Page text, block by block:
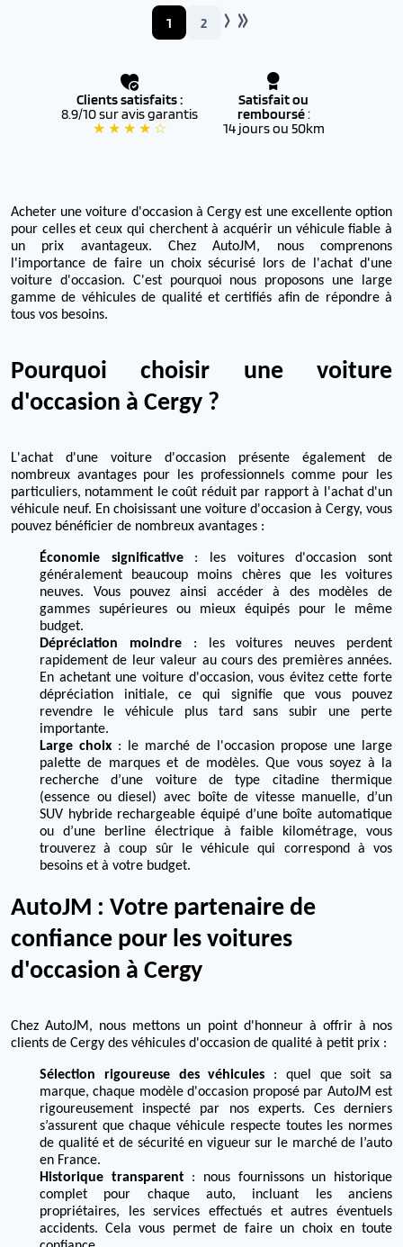
1 2
Clients satisfaits :
8.9/10 sur avis garantis
★ ★ ★ ★ ☆
Satisfait ou
remboursé:
14 jours ou 50km
Acheter une voiture d'occasion à Cergy est une excellente option
pour celles et ceux qui cherchent à acquérir un véhicule fiable à
un prix avantageux. Chez AutoJM, nous comprenons
l'importance de faire un choix sécurisé lors de l'achat d'une
voiture d'occasion. C'est pourquoi nous proposons une large
gamme de véhicules de qualité et certifiés afin de répondre à
tous vos besoins.
Pourquoi choisir une voiture
d'occasion à Cergy ?
L'achat d'une voiture d'occasion présente également de
nombreux avantages pour les professionnels comme pour les
particuliers, notamment le coût réduit par rapport à l'achat d'un
véhicule neuf. En choisissant une voiture d'occasion à Cergy, vous
pouvez bénéficier de nombreux avantages :
Économie significative: les voitures d'occasion sont
généralement beaucoup moins chères que les voitures
neuves. Vous pouvez ainsi accéder à des modèles de
gammes supérieures ou mieux équipés pour le même
budget.
Dépréciation moindre: les voitures neuves perdent
rapidement de leur valeur au cours des premières années.
En achetant une voiture d'occasion, vous évitez cette forte
dépréciation initiale, ce qui signifie que vous pouvez
revendre le véhicule plus tard sans subir une perte
importante.
Large choix : le marché de l'occasion propose une large
palette de marques et de modèles. Que vous soyez à la
recherche d’une voiture de type citadine thermique
(essence ou diesel) avec boîte de vitesse manuelle, d’un
SUV hybride rechargeable équipé d’une boîte automatique
ou d’une berline électrique à faible kilométrage, vous
trouverez à coup sûr le véhicule qui correspond à vos
besoins et à votre budget.
AutoJM : Votre partenaire de
confiance pour les voitures
d'occasion à Cergy
Chez AutoJM, nous mettons un point d'honneur à offrir à nos
clients de Cergy des véhicules d'occasion de qualité à petit prix :
Sélection rigoureuse des véhicules : quel que soit sa
marque, chaque modèle d'occasion proposé par AutoJM est
rigoureusement inspecté par nos experts. Ces derniers
s’assurent que chaque véhicule respecte toutes les normes
de qualité et de sécurité en vigueur sur le marché de l’auto
en France.
Historique transparent: nous fournissons un historique
complet pour chaque auto, incluant les anciens
propriétaires, les services effectués et autres éventuels
accidents. Cela vous permet de faire un choix en toute